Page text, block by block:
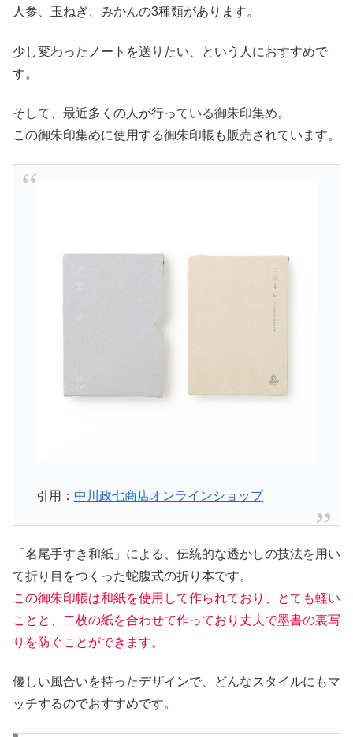
人参、玉ねぎ、みかんの3種類があります。
少し変わったノートを送りたい、という人におすすめで
す。
そして、最近多くの人が行っている御朱印集め。
この御朱印集めに使用する御朱印帳も販売されています。
引用： 中川政七商店オンラインショップ
「名尾手すき和紙」による、伝統的な透かしの技法を用い
て折り目をつくった蛇腹式の折り本です。
この御朱印帳は和紙を使用して作られており、とても軽い
ことと、二枚の紙を合わせて作っており丈夫で墨書の裏写
りを防ぐことができます。
優しい風合いを持ったデザインで、どんなスタイルにもマ
ッチするのでおすすめです。